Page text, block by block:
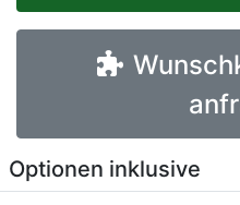
Optionen inklusive